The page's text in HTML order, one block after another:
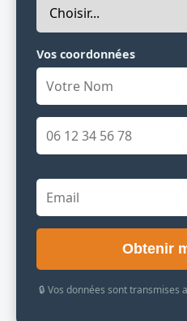
Vos coordonnées
Obtenir
🔒 Vos données sont